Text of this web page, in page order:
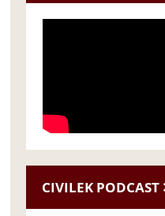
CIVILEK PODCAST